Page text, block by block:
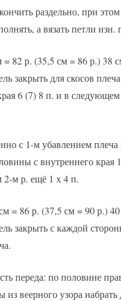
раздельно, при этом
а вязать петли изн.
= 82 р. (35,5 см = 86 р.) 38
закрыть для скосов
6 (7) 8 п. и в
с 1-м убавлением плеча
с внутреннего края
м р. ещё 1 х 4 п.
= 86 р. (37,5 см = 90 р.)
закрыть с каждой
переда: по половине
из веерного узора